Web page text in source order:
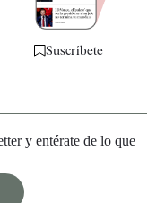
Suscríbete
y entérate de lo que